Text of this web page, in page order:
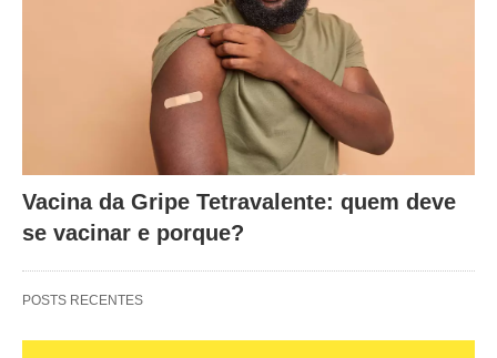
Vacina da Gripe Tetravalente: quem deve
se vacinar e porque?
POSTS RECENTES